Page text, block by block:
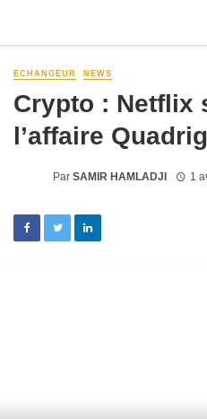
ECHANGEUR NEWS
Crypto : Netflix
l’affaire
Par SAMIR HAMLADJI 1